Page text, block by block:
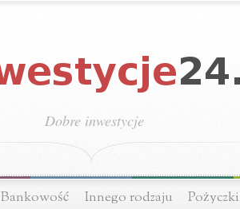
Dobre inwestycje
Bankowość Innego rodzaju